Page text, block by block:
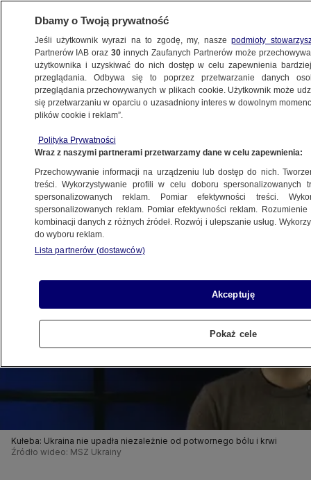
POLSKA
w Polsce. W Łodzi spotkanie szefów MSZ
Trójkąta Weimarskiego
28.02.2022, 17:49
Udostępnij
Kułeba: Ukraina nie upadła niezależnie od potwornego bólu i krwi
Źródło wideo: MSZ Ukrainy
Dbamy o Twoją prywatność
Jeśli użytkownik wyrazi na to zgodę, my, naszepodmioty
Partnerów IAB oraz30 innych Zaufanych Partnerów może
użytkownika i uzyskiwać do nich dostęp w celu zapewnienia
przeglądania. Odbywa się to poprzez przetwarzanie danych
przeglądania przechowywanych w plikach cookie. Użytkownik może
się przetwarzaniu w oparciu o uzasadniony interes w dowolnym
plików cookie i reklam”.
Polityka Prywatności
Wraz z naszymi partnerami przetwarzamy dane w celu zapewnienia:
Przechowywanie informacji na urządzeniu lub dostęp do nich.
treści. Wykorzystywanie profili w celu doboru spersonalizowanych
spersonalizowanych reklam. Pomiar efektywności treści.
spersonalizowanych reklam. Pomiar efektywności reklam.
kombinacji danych z różnych źródeł. Rozwój i ulepszanie usług.
do wyboru reklam.
Lista partnerów (dostawców)
Akceptuję
Pokaż cele